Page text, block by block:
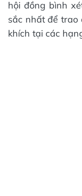
hội đồng bình
sắc nhất để trao
khích tại các